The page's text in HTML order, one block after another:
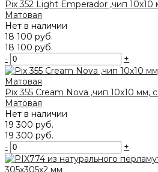
Pix 352 Light Emperador ,чип 10x10
Матовая
Нет в наличии
18 100 руб.
18 100 руб.
-
+
Pix 355 Cream Nova ,чип 10x10 мм,
Матовая
Нет в наличии
19 300 руб.
19 300 руб.
-
+